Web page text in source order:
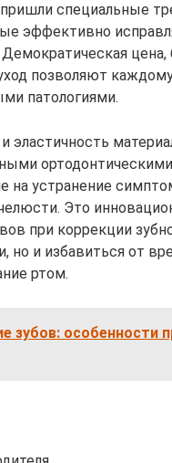
специальные
эффективно
цена,
позволяют
патологиями.
эластичность
на устранение
Это
при коррекции
но и избавиться от
ртом.
зубов: особенности